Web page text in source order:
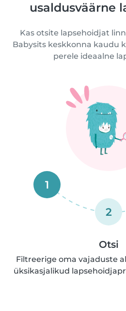
usaldusväärne
Kas otsite lapsehoidjat
Babysits keskkonna kaudu
perele ideaalne
1
2
Otsi
Filtreerige oma vajaduste
üksikasjalikud